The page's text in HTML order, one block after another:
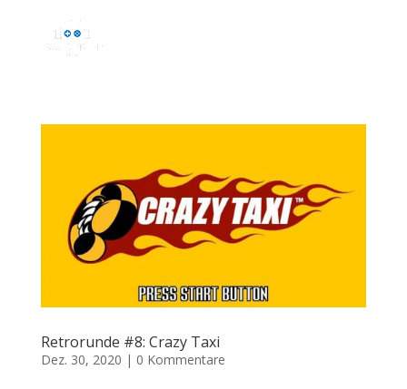
Retrorunde #8: Crazy Taxi
Dez. 30, 2020 | 0 Kommentare